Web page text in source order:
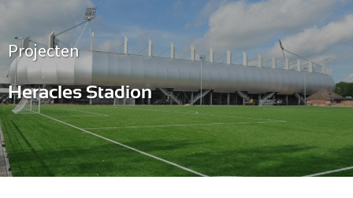
Projecten
Heracles Stadion